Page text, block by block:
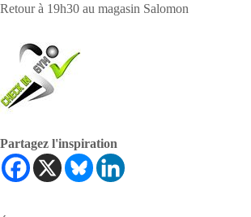
Retour à 19h30 au magasin Salomon
Partagez l'inspiration